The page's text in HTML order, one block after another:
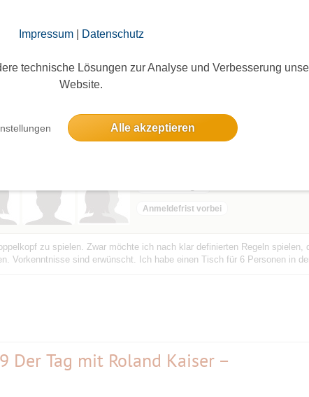
Impressum| Datenschutz
technische Lösungen zur Analyse und Verbesserung
Website.
Alle akzeptieren
Menü habe ich dafür ausgesucht. 1. Möhren-Mango-Süppchen mit
( ca. 500g) Da der Hummer sehr teuer ist, werde ich dieses Event
Anmeldefrist vorbei
zu spielen. Zwar möchte ich nach klar definierten Regeln spielen,
Vorkenntnisse sind erwünscht. Ich habe einen Tisch für 6 Personen in
Tag mit Roland Kaiser –